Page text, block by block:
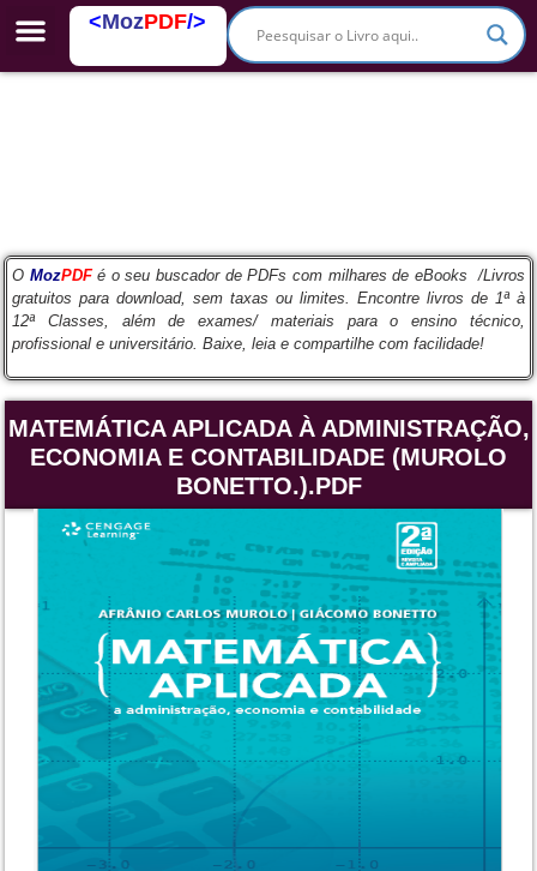
<MozPDF/>
O MozPDF é o seu buscador de PDFs com milhares de eBooks /Livros
gratuitos para download, sem taxas ou limites. Encontre livros de 1ª à
12ª Classes, além de exames/ materiais para o ensino técnico,
profissional e universitário. Baixe, leia e compartilhe com facilidade!
MATEMÁTICA APLICADA À ADMINISTRAÇÃO,
ECONOMIA E CONTABILIDADE (MUROLO
BONETTO.).PDF